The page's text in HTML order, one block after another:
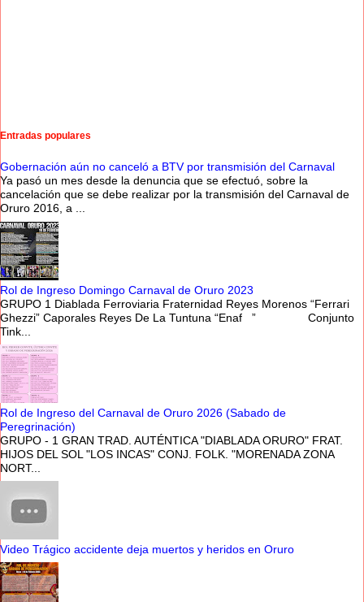
Entradas populares
Gobernación aún no canceló a BTV por transmisión del Carnaval
Ya pasó un mes desde la denuncia que se efectuó, sobre la
cancelación que se debe realizar por la transmisión del Carnaval de
Oruro 2016, a ...
Rol de Ingreso Domingo Carnaval de Oruro 2023
GRUPO 1 Diablada Ferroviaria Fraternidad Reyes Morenos “Ferrari
Ghezzi” Caporales Reyes De La Tuntuna “Enaf ” Conjunto
Tink...
Rol de Ingreso del Carnaval de Oruro 2026 (Sabado de
Peregrinación)
GRUPO - 1 GRAN TRAD. AUTÉNTICA "DIABLADA ORURO" FRAT.
HIJOS DEL SOL "LOS INCAS" CONJ. FOLK. "MORENADA ZONA
NORT...
Video Trágico accidente deja muertos y heridos en Oruro